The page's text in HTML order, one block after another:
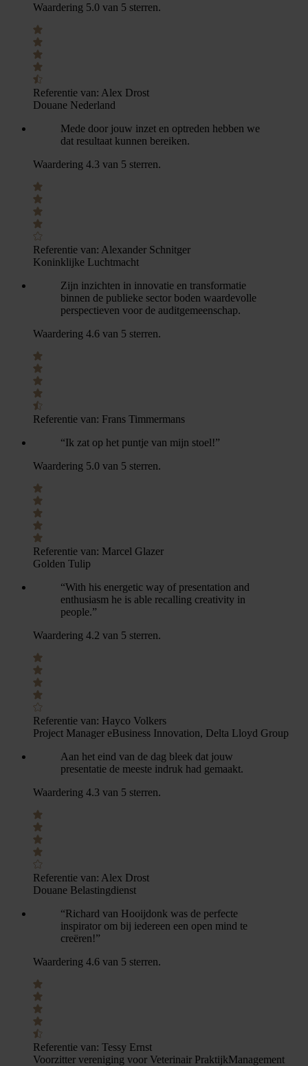
Waardering 5.0 van 5 sterren.
Referentie van: Alex Drost
Douane Nederland
Mede door jouw inzet en optreden hebben we
dat resultaat kunnen bereiken.
Waardering 4.3 van 5 sterren.
Referentie van: Alexander Schnitger
Koninklijke Luchtmacht
Zijn inzichten in innovatie en transformatie
binnen de publieke sector boden waardevolle
perspectieven voor de auditgemeenschap.
Waardering 4.6 van 5 sterren.
Referentie van: Frans Timmermans
“Ik zat op het puntje van mijn stoel!”
Waardering 5.0 van 5 sterren.
Referentie van: Marcel Glazer
Golden Tulip
“With his energetic way of presentation and
enthusiasm he is able recalling creativity in
people.”
Waardering 4.2 van 5 sterren.
Referentie van: Hayco Volkers
Project Manager eBusiness Innovation, Delta Lloyd Group
Aan het eind van de dag bleek dat jouw
presentatie de meeste indruk had gemaakt.
Waardering 4.3 van 5 sterren.
Referentie van: Alex Drost
Douane Belastingdienst
“Richard van Hooijdonk was de perfecte
inspirator om bij iedereen een open mind te
creëren!”
Waardering 4.6 van 5 sterren.
Referentie van: Tessy Ernst
Voorzitter vereniging voor Veterinair PraktijkManagement